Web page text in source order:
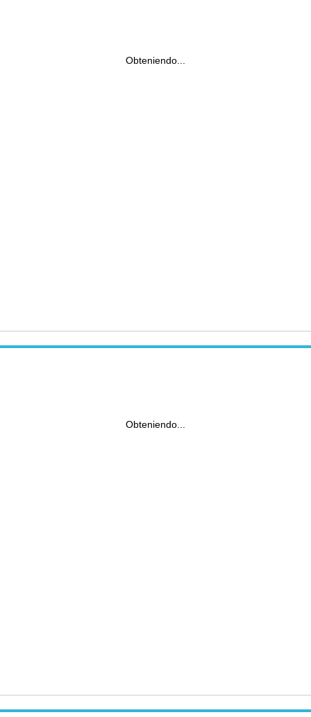
Obteniendo...
Obteniendo...